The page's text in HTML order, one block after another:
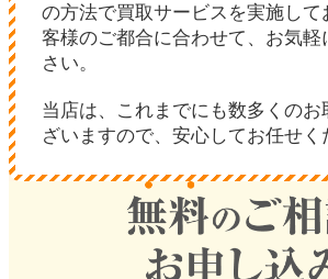
の方法で買取サービスを実施して
客様のご都合に合わせて、お気軽
さい。
当店は、これまでにも数多くのお
ざいますので、安心してお任せく